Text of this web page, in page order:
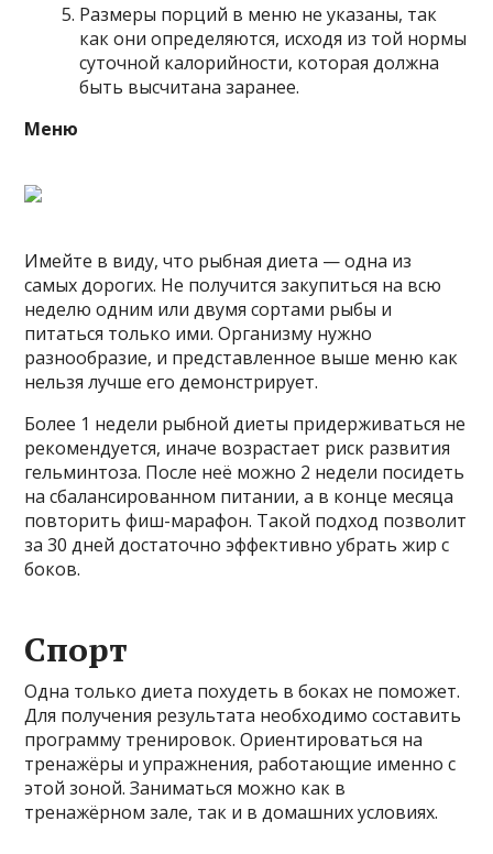
Размеры порций в меню не указаны, так
как они определяются, исходя из той нормы
суточной калорийности, которая должна
быть высчитана заранее.
Меню
Имейте в виду, что рыбная диета — одна из
самых дорогих. Не получится закупиться на всю
неделю одним или двумя сортами рыбы и
питаться только ими. Организму нужно
разнообразие, и представленное выше меню как
нельзя лучше его демонстрирует.
Более 1 недели рыбной диеты придерживаться не
рекомендуется, иначе возрастает риск развития
гельминтоза. После неё можно 2 недели посидеть
на сбалансированном питании, а в конце месяца
повторить фиш-марафон. Такой подход позволит
за 30 дней достаточно эффективно убрать жир с
боков.
Спорт
Одна только диета похудеть в боках не поможет.
Для получения результата необходимо составить
программу тренировок. Ориентироваться на
тренажёры и упражнения, работающие именно с
этой зоной. Заниматься можно как в
тренажёрном зале, так и в домашних условиях.